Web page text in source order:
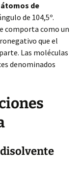
de
de 104,5º.
comporta como un
que el
Las moléculas
denominados